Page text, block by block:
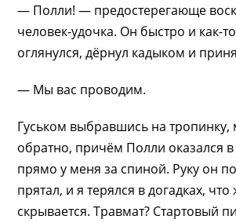
— Полли! — предостерегающе
человек-удочка. Он быстро и как-
оглянулся, дёрнул кадыком и
— Мы вас проводим.
Гуськом выбравшись на
обратно, причём Полли оказался
прямо у меня за спиной. Руку он
прятал, и я терялся в догадках, что
скрывается. Травмат? Стартовый